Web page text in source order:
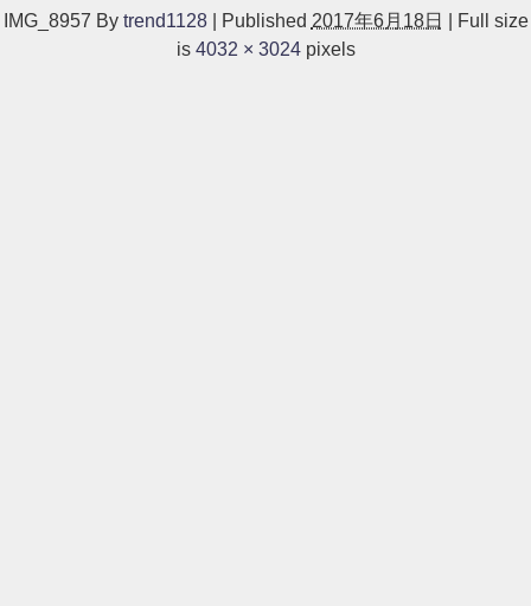
IMG_8957 By trend1128 Published 2017年6月18日
Full size
is 4032 × 3024pixels